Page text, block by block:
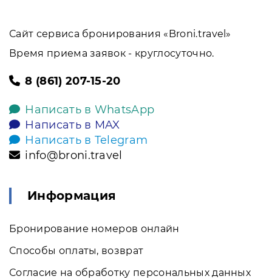
Сайт сервиса бронирования «Broni.travel»
Время приема заявок - круглосуточно.
8 (861) 207-15-20
Написать в WhatsApp
Написать в MAX
Написать в Telegram
info@broni.travel
Информация
Бронирование номеров онлайн
Способы оплаты, возврат
Согласие на обработку персональных данных